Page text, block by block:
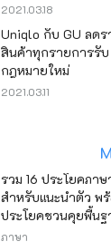
2021.03.18
Uniqlo กับ GU ลดร
สินค้าทุกรายการรับ
กฎหมายใหม่
2021.03.11
รวม 16 ประโยคภา
สำหรับแนะนำตัว พ
ประโยคชวนคุยพื้นฐ
ภาษา